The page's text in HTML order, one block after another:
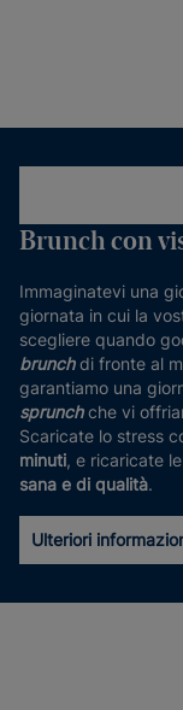
Brunch con
Immaginatevi una
giornata in cui la
scegliere quando
brunchdi fronte al
garantiamo una
sprunchche vi
Scaricate lo stress
minuti, e ricaricate
sana e di qualità.
Ulteriori